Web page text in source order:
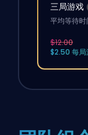
三局游戏
平均等待
$12.00
$2.50 每局